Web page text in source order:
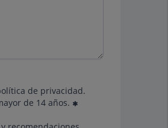
de privacidad.
de 14 años.